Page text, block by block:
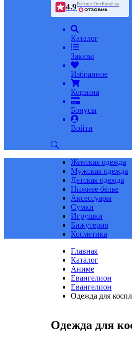
4.9Рейтинг ОптКитай на
Каталог
Заказы
Избранное
Корзина
Бонусы
Войти
Женская одежда
Мужская одежда
Детская одежда
Нижнее белье
Аксессуары
Сумки
Игрушки
Бижутерия
Косметика
Главная
Каталог
Аниме
Евангелион
Евангелион
Одежда для
Одежда для